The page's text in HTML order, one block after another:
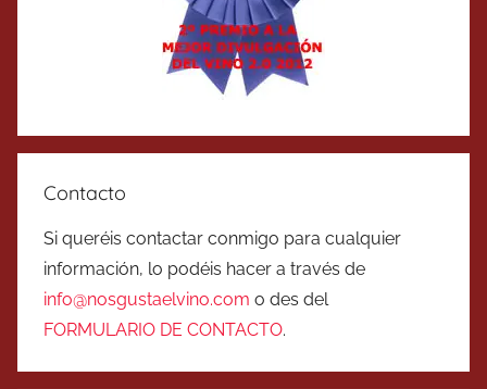
Contacto
Si queréis contactar conmigo para cualquier
información, lo podéis hacer a través de
info@nosgustaelvino.com o des del
FORMULARIO DE CONTACTO.